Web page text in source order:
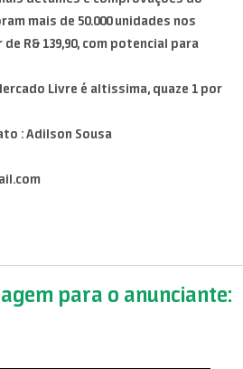
mais de 50.000 unidades nos
R& 139,90, com potencial para
Livre é altissima, quaze 1 por
: Adilson Sousa
para o anunciante: